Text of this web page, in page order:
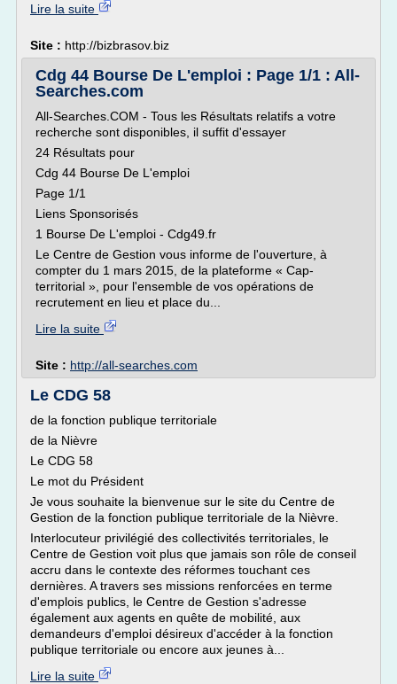
Lire la suite
Site : http://bizbrasov.biz
Cdg 44 Bourse De L'emploi : Page 1/1 : All-
Searches.com
All-Searches.COM - Tous les Résultats relatifs a votre
recherche sont disponibles, il suffit d'essayer
24 Résultats pour
Cdg 44 Bourse De L'emploi
Page 1/1
Liens Sponsorisés
1 Bourse De L'emploi - Cdg49.fr
Le Centre de Gestion vous informe de l'ouverture, à
compter du 1 mars 2015, de la plateforme « Cap-
territorial », pour l'ensemble de vos opérations de
recrutement en lieu et place du...
Lire la suite
Site : http://all-searches.com
Le CDG 58
de la fonction publique territoriale
de la Nièvre
Le CDG 58
Le mot du Président
Je vous souhaite la bienvenue sur le site du Centre de
Gestion de la fonction publique territoriale de la Nièvre.
Interlocuteur privilégié des collectivités territoriales, le
Centre de Gestion voit plus que jamais son rôle de conseil
accru dans le contexte des réformes touchant ces
dernières. A travers ses missions renforcées en terme
d'emplois publics, le Centre de Gestion s'adresse
également aux agents en quête de mobilité, aux
demandeurs d'emploi désireux d'accéder à la fonction
publique territoriale ou encore aux jeunes à...
Lire la suite